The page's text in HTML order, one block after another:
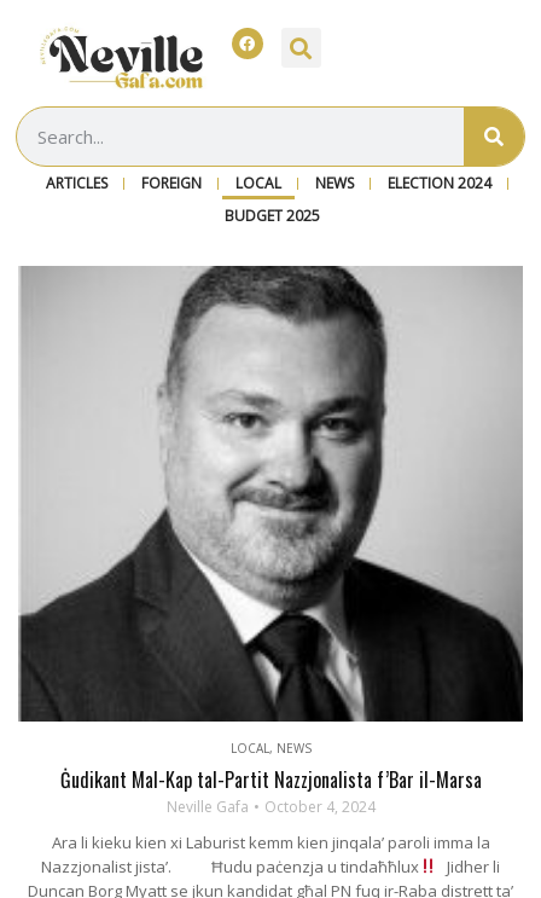
ARTICLES FOREIGN LOCAL NEWS
ELECTION 2024
BUDGET 2025
LOCAL , NEWS
Ġudikant Mal-Kap tal-Partit Nazzjonalista f’Bar il-Marsa
Neville Gafa October 4, 2024
Ara li kieku kien xi Laburist kemm kien jinqala’ paroli imma la
Nazzjonalist jista’. Ħudu paċenzja u tindaħħlux
Jidher li
Duncan Borg Myatt se jkun kandidat għal PN fuq ir-Raba distrett ta’